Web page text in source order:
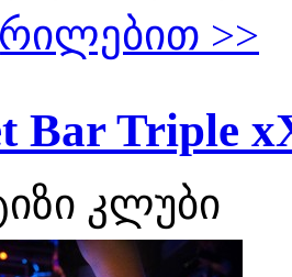
>>
Bar Triple
კლუბი